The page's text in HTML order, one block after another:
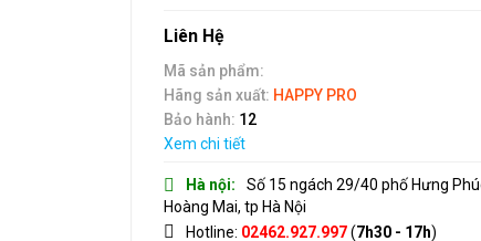
out
of
5
Liên Hệ
Mã sản phẩm:
Hãng sản xuất: HAPPY PRO
Bảo hành: 12
Xem chi tiết
Hà nội:
Số 15 ngách 29/40 phố Hưng
Hoàng Mai, tp Hà Nội
Hotline: 02462.927.997(7h30 - 17h)